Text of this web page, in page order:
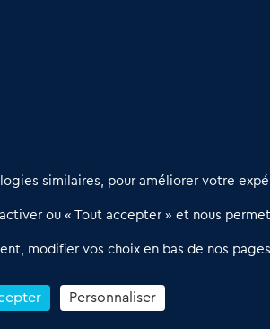
similaires, pour améliorer votre
ou « Tout accepter » et nous
modifier vos choix en bas de nos
Personnaliser